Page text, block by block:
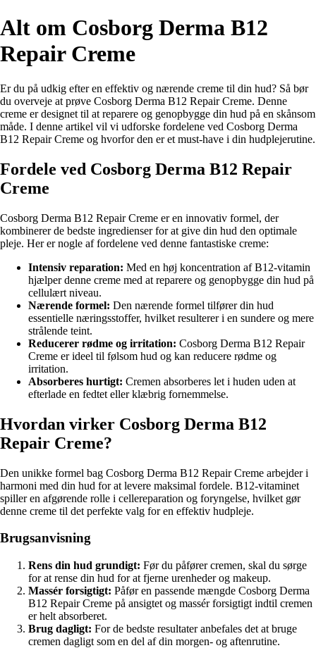
Alt om Cosborg Derma B12
Repair Creme
Er du på udkig efter en effektiv og nærende creme til din hud? Så bør
du overveje at prøve Cosborg Derma B12 Repair Creme. Denne
creme er designet til at reparere og genopbygge din hud på en skånsom
måde. I denne artikel vil vi udforske fordelene ved Cosborg Derma
B12 Repair Creme og hvorfor den er et must-have i din hudplejerutine.
Fordele ved Cosborg Derma B12 Repair
Creme
Cosborg Derma B12 Repair Creme er en innovativ formel, der
kombinerer de bedste ingredienser for at give din hud den optimale
pleje. Her er nogle af fordelene ved denne fantastiske creme:
Intensiv reparation: Med en høj koncentration af B12-vitamin
hjælper denne creme med at reparere og genopbygge din hud på
cellulært niveau.
Nærende formel: Den nærende formel tilfører din hud
essentielle næringsstoffer, hvilket resulterer i en sundere og mere
strålende teint.
Reducerer rødme og irritation: Cosborg Derma B12 Repair
Creme er ideel til følsom hud og kan reducere rødme og
irritation.
Absorberes hurtigt: Cremen absorberes let i huden uden at
efterlade en fedtet eller klæbrig fornemmelse.
Hvordan virker Cosborg Derma B12
Repair Creme?
Den unikke formel bag Cosborg Derma B12 Repair Creme arbejder i
harmoni med din hud for at levere maksimal fordele. B12-vitaminet
spiller en afgørende rolle i cellereparation og foryngelse, hvilket gør
denne creme til det perfekte valg for en effektiv hudpleje.
Brugsanvisning
Rens din hud grundigt: Før du påfører cremen, skal du sørge
for at rense din hud for at fjerne urenheder og makeup.
Massér forsigtigt: Påfør en passende mængde Cosborg Derma
B12 Repair Creme på ansigtet og massér forsigtigt indtil cremen
er helt absorberet.
Brug dagligt: For de bedste resultater anbefales det at bruge
cremen dagligt som en del af din morgen- og aftenrutine.